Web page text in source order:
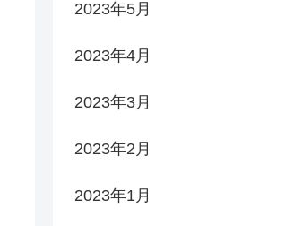
2023年5月
2023年4月
2023年3月
2023年2月
2023年1月